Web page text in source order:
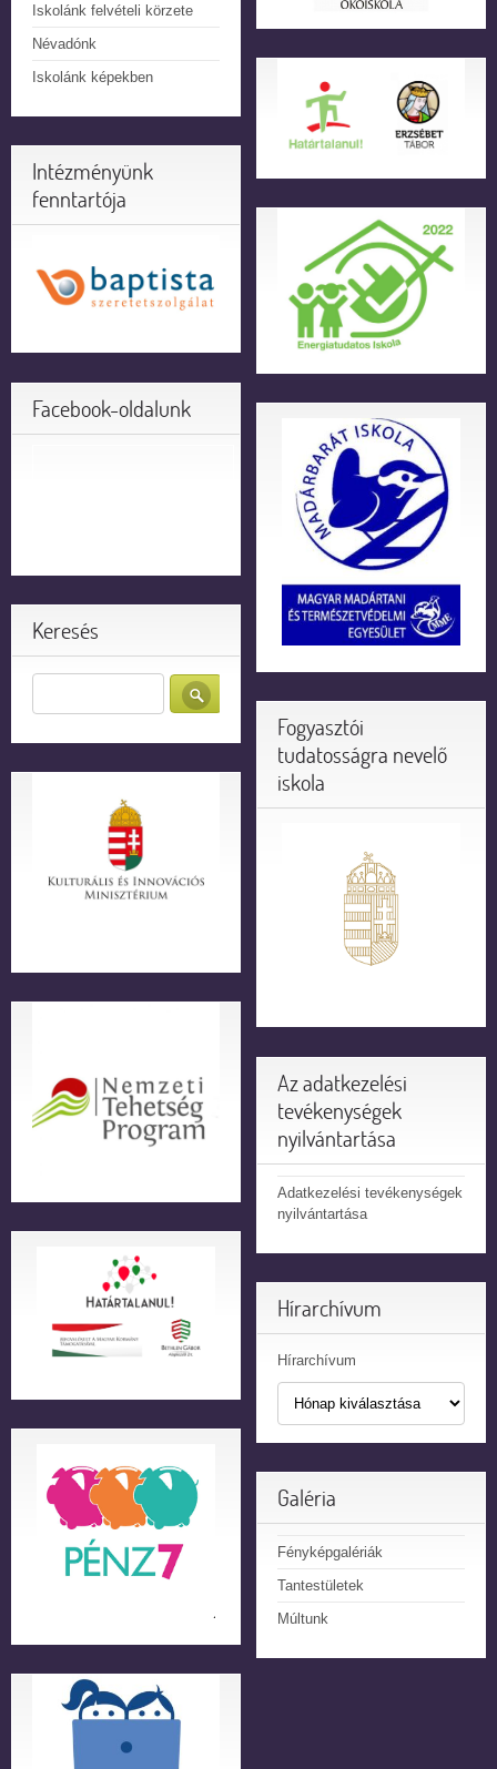
Iskolánk felvételi körzete
Névadónk
Iskolánk képekben
Intézményünk
fenntartója
Facebook-oldalunk
Keresés
Fogyasztói
tudatosságra nevelő
iskola
Az adatkezelési
tevékenységek
nyilvántartása
Adatkezelési tevékenységek
nyilvántartása
Hírarchívum
Hírarchívum
Galéria
Fényképgalériák
Tantestületek
Múltunk